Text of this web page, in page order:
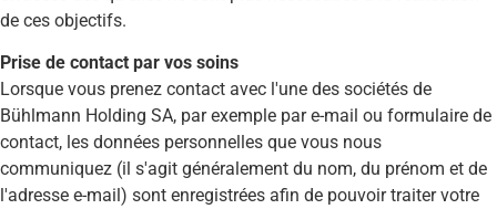
de ces objectifs.
Prise de contact par vos soins
Lorsque vous prenez contact avec l'une des sociétés de
Bühlmann Holding SA, par exemple par e-mail ou formulaire de
contact, les données personnelles que vous nous
communiquez (il s'agit généralement du nom, du prénom et de
l'adresse e-mail) sont enregistrées afin de pouvoir traiter votre